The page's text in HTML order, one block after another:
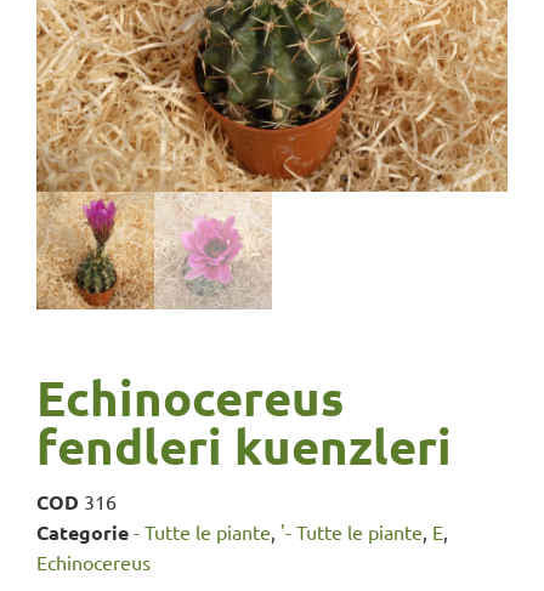
Echinocereus
fendleri kuenzleri
COD 316
Categorie - Tutte le piante, '- Tutte le piante, E,
Echinocereus